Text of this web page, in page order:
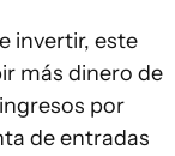
invertir, este
más dinero de
por
de entradas